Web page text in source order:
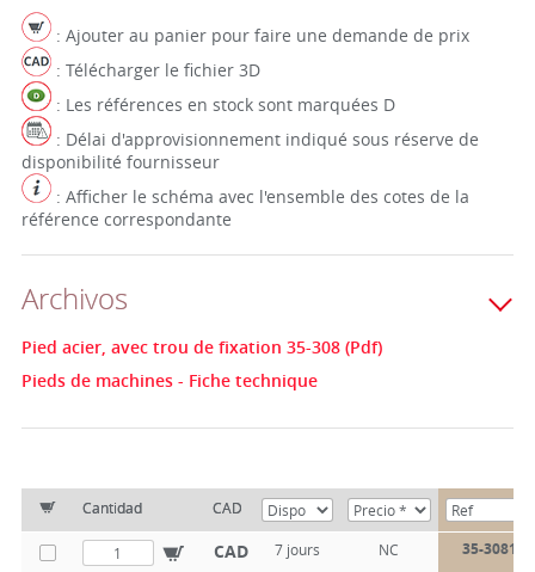
: Ajouter au panier pour faire une demande de prix
: Télécharger le fichier 3D
: Les références en stock sont marquées D
: Délai d'approvisionnement indiqué sous réserve de
disponibilité fournisseur
: Afficher le schéma avec l'ensemble des cotes de la
référence correspondante
Archivos
Pied acier, avec trou de fixation 35-308 (Pdf)
Pieds de machines - Fiche technique
Cantidad CAD
CAD 7 jours NC 35-3081-